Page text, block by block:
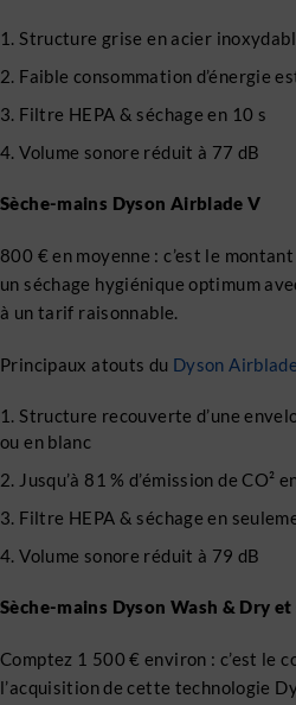
Structure grise en acier
Faible consommation d’énergie
Filtre HEPA & séchage en 10 s
Volume sonore réduit à 77 dB
Sèche-mains Dyson Airblade V
800 € en moyenne : c’est le
un séchage hygiénique optimum
à un tarif raisonnable.
Principaux atouts du Dyson
Structure recouverte d’une
ou en blanc
Jusqu’à 81 % d’émission de CO²
Filtre HEPA & séchage en
Volume sonore réduit à 79 dB
Sèche-mains Dyson Wash & Dry
Comptez 1 500 € environ : c’est le
l’acquisition de cette technologie